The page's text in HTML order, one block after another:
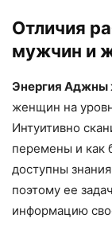
Отличия
мужчин и
Энергия Аджны
женщин на
Интуитивно
перемены и как
доступны
поэтому ее
информацию